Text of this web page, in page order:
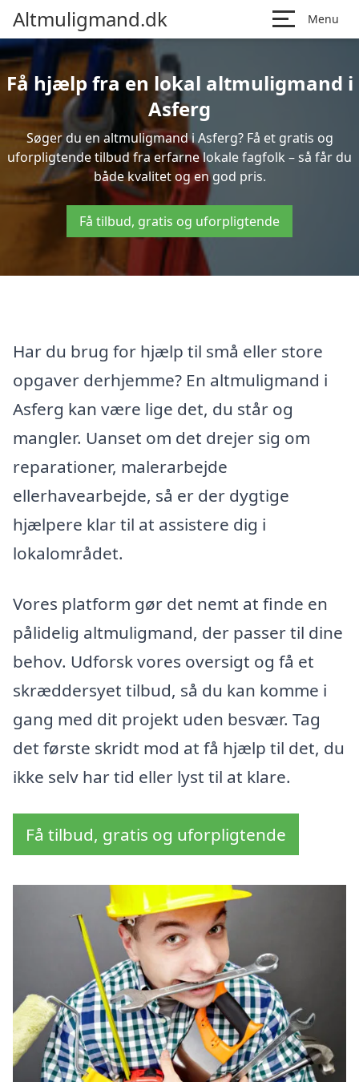
Altmuligmand.dk Menu
Få hjælp fra en lokal altmuligmand i
Asferg
Søger du en altmuligmand i Asferg? Få et gratis og
uforpligtende tilbud fra erfarne lokale fagfolk – så får du
både kvalitet og en god pris.
Få tilbud, gratis og uforpligtende
Har du brug for hjælp til små eller store
opgaver derhjemme? En altmuligmand i
Asferg kan være lige det, du står og
mangler. Uanset om det drejer sig om
reparationer, malerarbejde
ellerhavearbejde, så er der dygtige
hjælpere klar til at assistere dig i
lokalområdet.
Vores platform gør det nemt at finde en
pålidelig altmuligmand, der passer til dine
behov. Udforsk vores oversigt og få et
skræddersyet tilbud, så du kan komme i
gang med dit projekt uden besvær. Tag
det første skridt mod at få hjælp til det, du
ikke selv har tid eller lyst til at klare.
Få tilbud, gratis og uforpligtende